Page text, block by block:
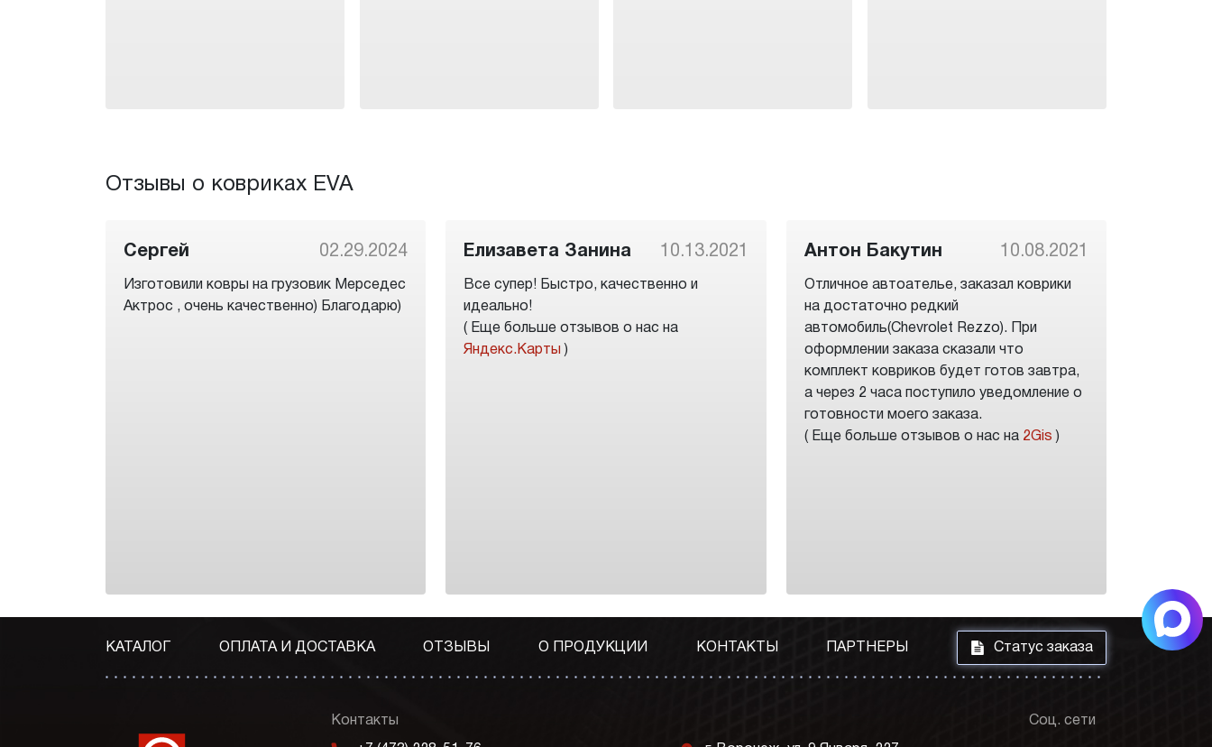
Отзывы о ковриках EVA
Сергей 02.29.2024
Изготовили ковры на грузовик Мерседес
Актрос , очень качественно) Благодарю)
Елизавета Занина 10.13.2021
Все супер! Быстро, качественно и
идеально!
( Еще больше отзывов о нас на
Яндекс.Карты
)
Антон Бакутин 10.08.2021
Отличное автоателье, заказал коврики
на достаточно редкий
автомобиль(Chevrolet Rezzo). При
оформлении заказа сказали что
комплект ковриков будет готов завтра,
а через 2 часа поступило уведомление о
готовности моего заказа.
( Еще больше отзывов о нас на 2Gis )
КАТАЛОГ ОПЛАТА И ДОСТАВКА ОТЗЫВЫ О ПРОДУКЦИИ КОНТАКТЫ ПАРТНЕРЫ i Статус заказа
Контакты Соц. сети